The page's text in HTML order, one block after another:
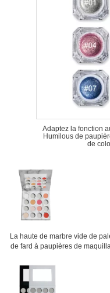
Adaptez la fonction
Humilous de
de
La haute de marbre vide de
de fard à paupières de